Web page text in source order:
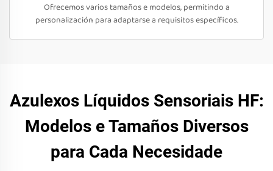
Ofrecemos varios tamaños e modelos, permitindo a
personalización para adaptarse a requisitos específicos.
Azulexos Líquidos Sensoriais HF:
Modelos e Tamaños Diversos
para Cada Necesidade